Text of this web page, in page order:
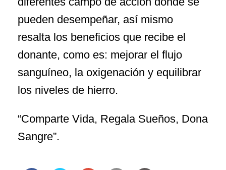
pueden desempeñar, así mismo
resalta los beneficios que recibe el
donante, como es: mejorar el flujo
sanguíneo, la oxigenación y equilibrar
los niveles de hierro.
“Comparte Vida, Regala Sueños, Dona
Sangre”.